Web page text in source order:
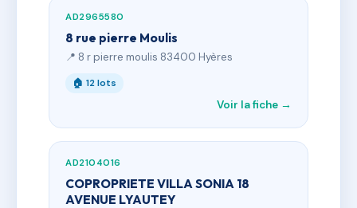
AD2965580
8 rue pierre Moulis
📍 8 r pierre moulis 83400 Hyères
🏠 12 lots
Voir la fiche →
AD2104016
COPROPRIETE VILLA SONIA 18
AVENUE LYAUTEY